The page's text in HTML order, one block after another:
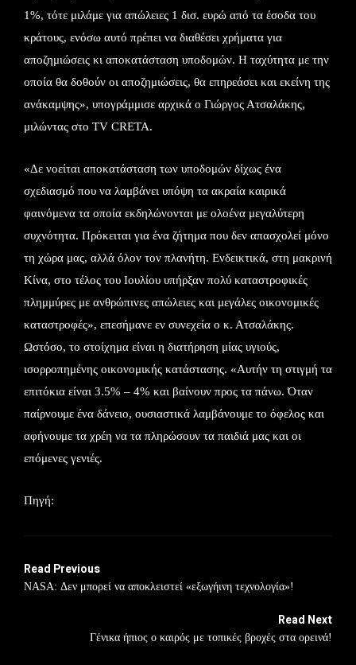
1%, τότε μιλάμε για απώλειες 1 δισ. ευρώ από τα έσοδα του
κράτους, ενόσω αυτό πρέπει να διαθέσει χρήματα για
αποζημιώσεις κι αποκατάσταση υποδομών. Η ταχύτητα με την
οποία θα δοθούν οι αποζημιώσεις, θα επηρεάσει και εκείνη της
ανάκαμψης», υπογράμμισε αρχικά ο Γιώργος Ατσαλάκης,
μιλώντας στο TV CRETA.
«Δε νοείται αποκατάσταση των υποδομών δίχως ένα
σχεδιασμό που να λαμβάνει υπόψη τα ακραία καιρικά
φαινόμενα τα οποία εκδηλώνονται με ολοένα μεγαλύτερη
συχνότητα. Πρόκειται για ένα ζήτημα που δεν απασχολεί μόνο
τη χώρα μας, αλλά όλον τον πλανήτη. Ενδεικτικά, στη μακρινή
Κίνα, στο τέλος του Ιουλίου υπήρξαν πολύ καταστροφικές
πλημμύρες με ανθρώπινες απώλειες και μεγάλες οικονομικές
καταστροφές», επεσήμανε εν συνεχεία ο κ. Ατσαλάκης.
Ωστόσο, το στοίχημα είναι η διατήρηση μίας υγιούς,
ισορροπημένης οικονομικής κατάστασης. «Αυτήν τη στιγμή τα
επιτόκια είναι 3.5% – 4% και βαίνουν προς τα πάνω. Όταν
παίρνουμε ένα δάνειο, ουσιαστικά λαμβάνουμε το όφελος και
αφήνουμε τα χρέη να τα πληρώσουν τα παιδιά μας και οι
επόμενες γενιές.
Πηγή:
Read Previous
NASA: Δεν μπορεί να αποκλειστεί «εξωγήινη τεχνολογία»!
Read Next
Γένικα ήπιος ο καιρός με τοπικές βροχές στα ορεινά!